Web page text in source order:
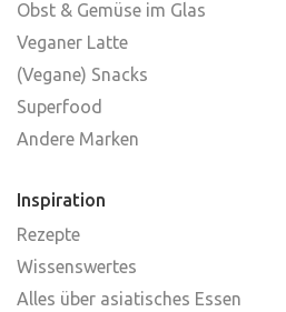
Obst & Gemüse im Glas
Veganer Latte
(Vegane) Snacks
Superfood
Andere Marken
Inspiration
Rezepte
Wissenswertes
Alles über asiatisches Essen